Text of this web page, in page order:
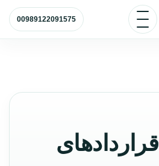
باز و بسته کردن منو
00989122091575
قراردادهای